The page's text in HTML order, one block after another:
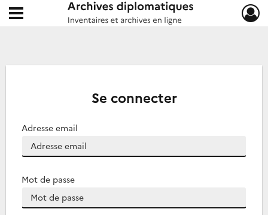
Archives diplomatiques
Ouvrir le menu déroulant
Se connecter
Adresse email
Mot de passe